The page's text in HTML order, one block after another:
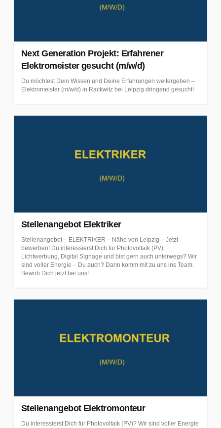
Next Generation Projekt: Erfahrener
Elektromeister gesucht (m/w/d)
Du möchtest Dein Wissen und Deine Erfahrungen weitergeben –
Elektromeister (m/w/d) in Rackwitz bei Leipzig dringend gesucht!
Stellenangebot Elektriker
Stellenangebot – ELEKTRIKER – Nähe von Leipzig – Jetzt
bewerben! Du interessierst Dich für Photovoltaik (PV),
Lichtwerbung, Digital Signage und bist gern auch unterwegs? Wir
sind voller Energie – Du auch? Dann komm mit zu uns ins Team.
Bewirb Dich jetzt bei uns!
Stellenangebot Elektromonteur
Du interessierst Dich für Photovoltaik (PV)? Wir sind voller Energie